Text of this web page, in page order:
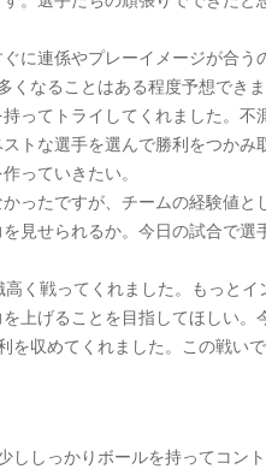
に連係やプレーイメージが合う
くなることはある程度予想でき
ってトライしてくれました。不
トな選手を選んで勝利をつかみ
っていきたい。
ったですが、チームの経験値と
見せられるか。今日の試合で選
く戦ってくれました。もっとイ
上げることを目指してほしい。
を収めてくれました。この戦い
ししっかりボールを持ってコン